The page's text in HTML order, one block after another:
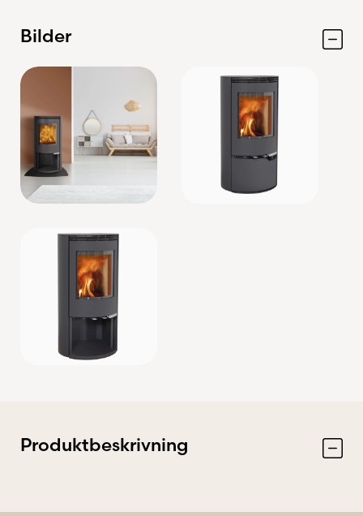
Bilder
Produktbeskrivning